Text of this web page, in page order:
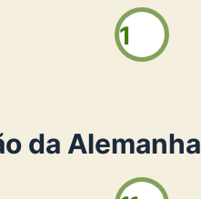
1
da Alemanha